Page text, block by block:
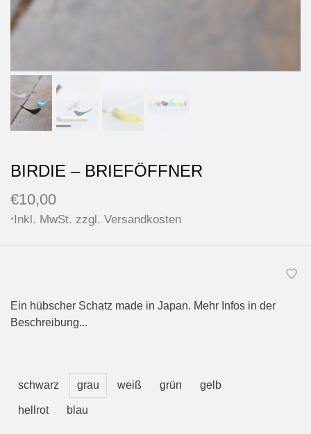
BIRDIE – BRIEFÖFFNER
€10,00
*Inkl. MwSt. zzgl. Versandkosten
Ein hübscher Schatz made in Japan. Mehr Infos in der
Beschreibung...
schwarz grau weiß grün gelb
hellrot blau